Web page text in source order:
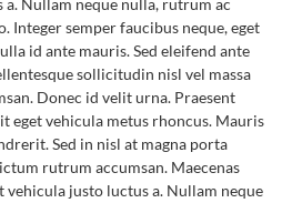
Nullam neque nulla, rutrum ac
Integer semper faucibus neque, eget
id ante mauris. Sed eleifend ante
sollicitudin nisl vel massa
Donec id velit urna. Praesent
eget vehicula metus rhoncus. Mauris
Sed in nisl at magna porta
rutrum accumsan. Maecenas
justo luctus a. Nullam neque